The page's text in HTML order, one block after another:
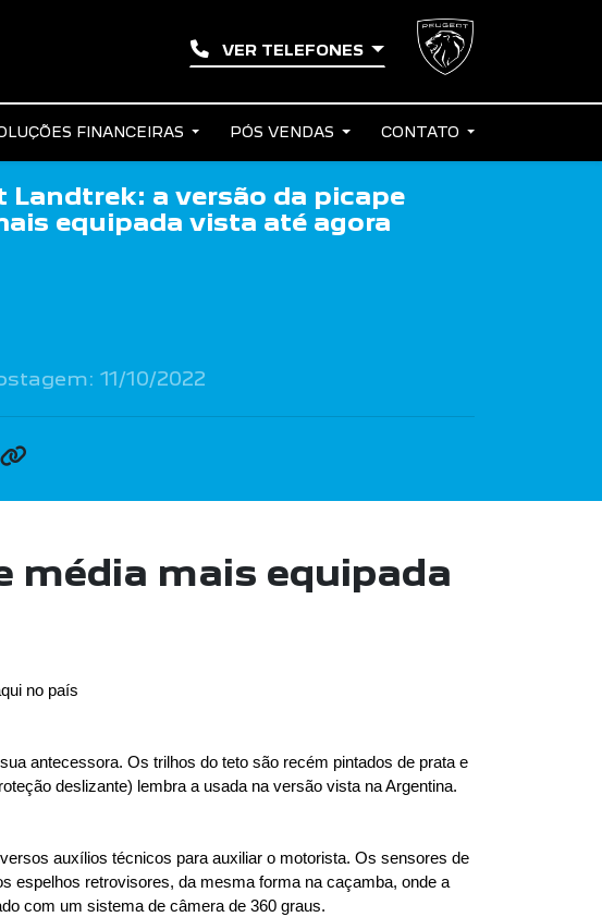
VER TELEFONES
FINANCEIRAS PÓS VENDAS CONTATO
Landtrek: a versão da picape
equipada vista até agora
11/10/2022
média mais equipada
no país
antecessora. Os trilhos do teto são recém pintados de prata e
deslizante) lembra a usada na versão vista na Argentina.
auxílios técnicos para auxiliar o motorista. Os sensores de
espelhos retrovisores, da mesma forma na caçamba, onde a
com um sistema de câmera de 360 graus.